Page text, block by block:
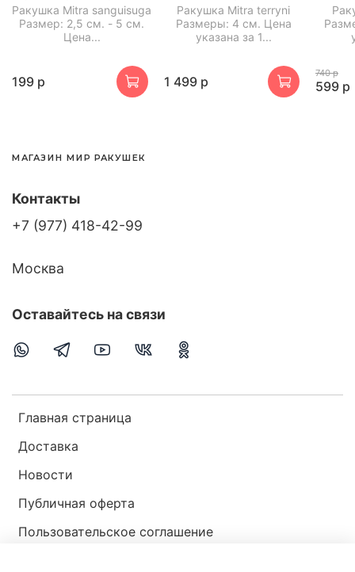
Ракушка Mitra sanguisuga
Размер: 2,5 см. - 5 см.
Цена...
199 р
Ракушка Mitra terryni
Размеры: 4 см. Цена
указана за 1...
1 499 р
740 р
599 р
МАГАЗИН МИР РАКУШЕК
Главная страница
Доставка
Новости
Публичная оферта
Пользовательское соглашение
Контакты
+7 (977) 418-42-99
Москва
Оставайтесь на связи